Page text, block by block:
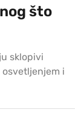
što
sklopivi
osvetljenjem i